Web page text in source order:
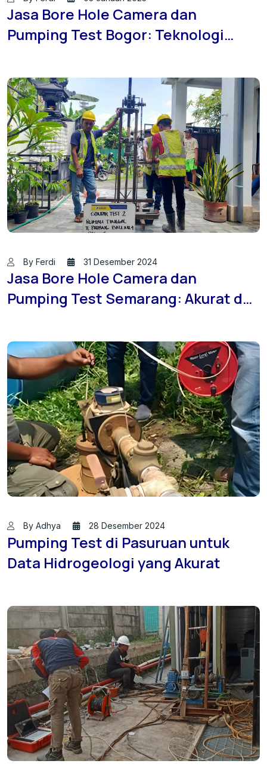
Jasa Bore Hole Camera dan
Pumping Test Bogor: Teknologi
By Ferdi 31 Desember 2024
Jasa Bore Hole Camera dan
Pumping Test Semarang: Akurat dan
By Adhya 28 Desember 2024
Pumping Test di Pasuruan untuk
Data Hidrogeologi yang Akurat